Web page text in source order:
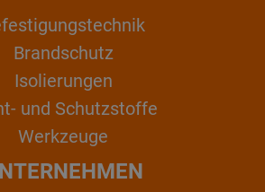
Brandschutz
Isolierungen
und Schutzstoffe
Werkzeuge